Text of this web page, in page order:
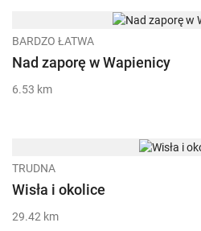
BARDZO ŁATWA
Nad zaporę w Wapienicy
6.53 km
TRUDNA
Wisła i okolice
29.42 km